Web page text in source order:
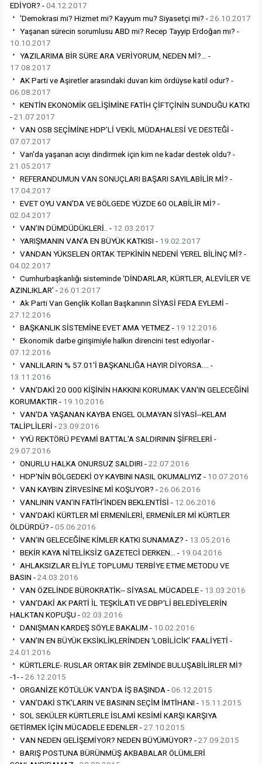
EDİYOR? -04.12.2017
'Demokrasi mi? Hizmet mi? Kayyum mu? Siyasetçi mi? -26.10.2017
Yaşanan sürecin sorumlusu ABD mi? Recep Tayyip Erdoğan mı? -
10.10.2017
YAZILARIMA BİR SÜRE ARA VERİYORUM, NEDEN Mİ?... -
17.08.2017
AK Parti ve Aşiretler arasındaki duvarı kim ördüyse katil odur? -
06.08.2017
KENTİN EKONOMİK GELİŞİMİNE FATİH ÇİFTÇİNİN SUNDUĞU KATKI
-21.07.2017
VAN OSB SEÇİMİNE HDP'Lİ VEKİL MÜDAHALESİ VE DESTEĞİ -
07.07.2017
Van'da yaşanan acıyı dindirmek için kim ne kadar destek oldu? -
21.05.2017
REFERANDUMUN VAN SONUÇLARI BAŞARI SAYILABİLİR Mİ? -
17.04.2017
EVET OYU VAN'DA VE BÖLGEDE YÜZDE 60 OLABİLİR Mİ? -
02.04.2017
VAN’IN DÜMDÜDÜKLERİ.. - 12.03.2017
YARIŞMANIN VAN'A EN BÜYÜK KATKISI - 19.02.2017
VANDAN YÜKSELEN ORTAK TEPKİNİN NEDENİ YEREL BİLİNÇ Mİ? -
04.02.2017
Cumhurbaşkanlığı sisteminde ‘DİNDARLAR, KÜRTLER, ALEVİLER VE
AZINLIKLAR’ -26.01.2017
Ak Parti Van Gençlik Kolları Başkanının SİYASİ FEDA EYLEMİ -
27.12.2016
BAŞKANLIK SİSTEMİNE EVET AMA YETMEZ - 19.12.2016
Ekonomik darbe girişimiyle halkın direncini test ediyorlar -
07.12.2016
VANLILARIN % 57.01'İ BAŞKANLIĞA HAYIR DİYORSA.... -
13.11.2016
VAN’DAKİ 20 000 KİŞİNİN HAKKINI KORUMAK VAN'IN GELECEĞİNİ
KORUMAKTIR - 19.10.2016
VAN'DA YAŞANAN KAYBA ENGEL OLMAYAN SİYASİ--KELAM
TALİPLİLERİ -23.09.2016
YYÜ REKTÖRÜ PEYAMİ BATTAL'A SALDIRININ ŞİFRELERİ -
29.07.2016
ONURLU HALKA ONURSUZ SALDIRI -22.07.2016
HDP'NİN BÖLGEDEKİ OY KAYBINI NASIL OKUMALIYIZ - 10.07.2016
VAN KAYBIN ZİRVESİNE Mİ KOŞUYOR? -26.06.2016
VANLININ VAN’IN FATİH’İNDEN BEKLENTİSİ - 12.06.2016
VAN’DAKİ KÜRTLER Mİ ERMENİLERİ, ERMENİLER Mİ KÜRTLER
ÖLDÜRDÜ? -05.06.2016
VAN'IN GELECEĞİNE KİMLER KATKI SUNAMAZ? - 13.05.2016
BEKİR KAYA NİTELİKSİZ GAZETECİ DERKEN… - 19.04.2016
AHLAKSIZLAR ELİYLE TOPLUMU TERBİYE ETME METODU VE
BASIN -24.03.2016
VAN ÖZELİNDE BÜROKRATİK-- SİYASAL MÜCADELE - 13.03.2016
VAN’DAKİ AK PARTİ İL TEŞKİLATI VE DBP'Lİ BELEDİYELERİN
HALKTAN KOPUŞU -02.03.2016
DANIŞMAN KARDEŞ SÖYLE BAKALIM - 10.02.2016
VAN’IN EN BÜYÜK EKSİKLİKLERİNDEN ‘LOBİLİCİK’ FAALİYETİ -
24.01.2016
KÜRTLERLE- RUSLAR ORTAK BİR ZEMİNDE BULUŞABİLİRLER Mİ?
-1- -26.12.2015
ORGANİZE KÖTÜLÜK VAN'DA İŞ BAŞINDA -06.12.2015
VAN’DAKİ STK’LARIN VE BASININ SEÇİM İMTİHANI - 15.11.2015
SOL SEKÜLER KÜRTLERLE İSLAMİ KESİMİ KARŞI KARŞIYA
GETİRMEK İÇİN MÜCADELE EDENLER -27.10.2015
VAN NEDEN GELİŞEMİYOR? NEDEN BÜYÜMÜYOR? -27.09.2015
BARIŞ POSTUNA BÜRÜNMÜŞ AKBABALAR ÖLÜMLERİ